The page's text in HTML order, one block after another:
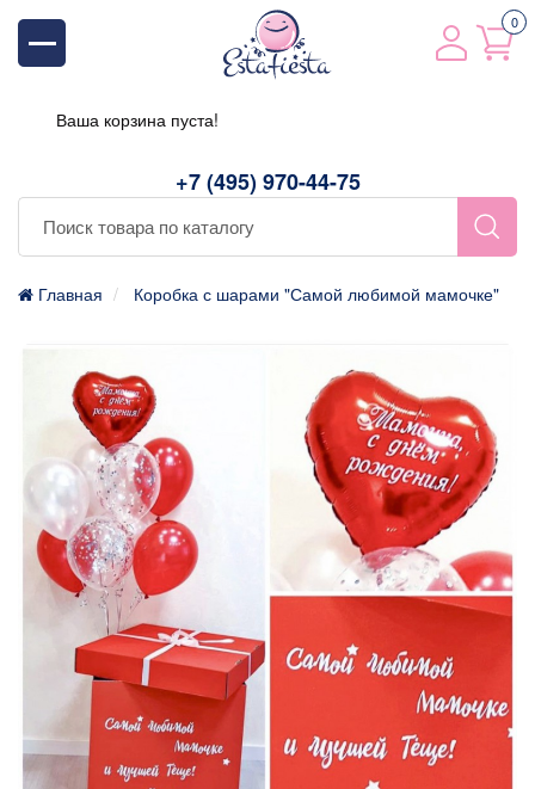
+7 (495) 970-44-75
0
Ваша корзина пуста!
Главная Коробка с шарами "Самой любимой мамочке"